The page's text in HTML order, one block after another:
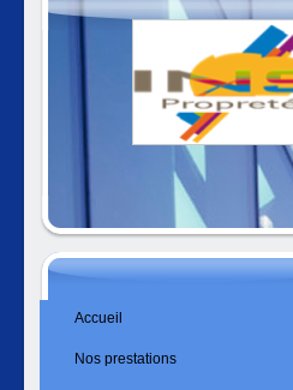
Accueil
Nos prestations